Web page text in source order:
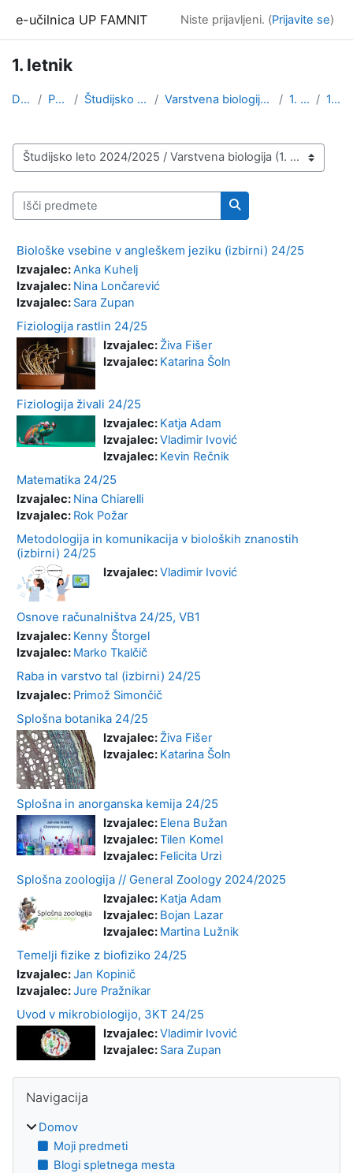
e-učilnica UP FAMNIT Niste prijavljeni. (Prijavite se)
1. letnik
Domov Predmeti Študijsko leto 2024/2025 Varstvena biologija (1. stopnja, 3. stopnja) 1. stopnja 1. letnik
Kategorije predmetov
Išči predmete
Išči predmete
Biološke vsebine v angleškem jeziku (izbirni) 24/25
Izvajalec:Anka Kuhelj
Izvajalec: Nina Lončarević
Izvajalec: Sara Zupan
Fiziologija rastlin 24/25
Izvajalec: Živa Fišer
Izvajalec: Katarina Šoln
Fiziologija živali 24/25
Izvajalec: Katja Adam
Izvajalec:Vladimir Ivović
Izvajalec: Kevin Rečnik
Matematika 24/25
Izvajalec: Nina Chiarelli
Izvajalec: Rok Požar
Metodologija in komunikacija v bioloških znanostih
(izbirni) 24/25
Izvajalec:Vladimir Ivović
Osnove računalništva 24/25, VB1
Izvajalec: Kenny Štorgel
Izvajalec: Marko Tkalčič
Raba in varstvo tal (izbirni) 24/25
Izvajalec: Primož Simončič
Splošna botanika 24/25
Izvajalec: Živa Fišer
Izvajalec: Katarina Šoln
Splošna in anorganska kemija 24/25
Izvajalec: Elena Bužan
Izvajalec:Tilen Komel
Izvajalec: Felicita Urzi
Splošna zoologija // General Zoology 2024/2025
Izvajalec: Katja Adam
Izvajalec: Bojan Lazar
Izvajalec: Martina Lužnik
Temelji fizike z biofiziko 24/25
Izvajalec:Jan Kopinič
Izvajalec:Jure Pražnikar
Uvod v mikrobiologijo, 3KT 24/25
Izvajalec:Vladimir Ivović
Izvajalec: Sara Zupan
Bloki
Navigacija
Domov
Moji predmeti
Blogi spletnega mesta